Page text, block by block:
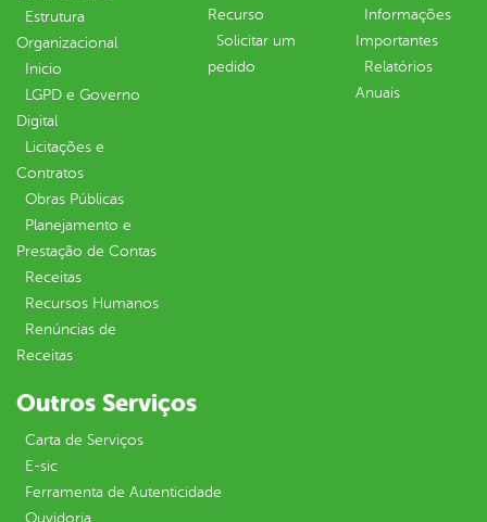
Estrutura
Organizacional
Inicio
LGPD e Governo
Digital
Licitações e
Contratos
Obras Públicas
Planejamento e
Prestação de Contas
Receitas
Recursos Humanos
Renúncias de
Receitas
Recurso
Solicitar um
pedido
Informações
Importantes
Relatórios
Anuais
Outros Serviços
Carta de Serviços
E-sic
Ferramenta de Autenticidade
Ouvidoria